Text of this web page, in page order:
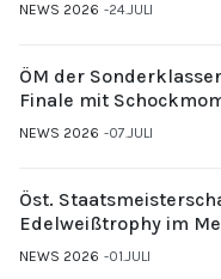
NEWS 2026 24.JULI
ÖM der
Finale mit
NEWS 2026 07.JULI
Öst.
Edelweißtrophy im
NEWS 2026 01.JULI